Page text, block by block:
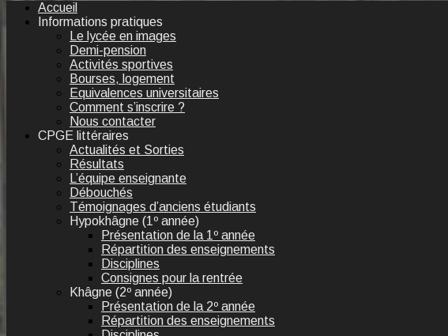
Accueil
Informations pratiques
Le lycée en images
Demi-pension
Activités sportives
Bourses, logement
Equivalences universitaires
Comment s’inscrire ?
Nous contacter
CPGE littéraires
Actualités et Sorties
Résultats
L’équipe enseignante
Débouchés
Témoignages d’anciens étudiants
Hypokhâgne (1º année)
Présentation de la 1º année
Répartition des enseignements
Disciplines
Consignes pour la rentrée
Khâgne (2º année)
Présentation de la 2º année
Répartition des enseignements